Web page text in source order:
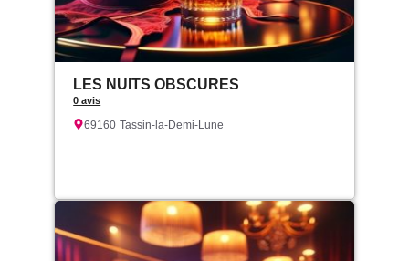
LES NUITS OBSCURES
0 avis
69160 Tassin-la-Demi-Lune